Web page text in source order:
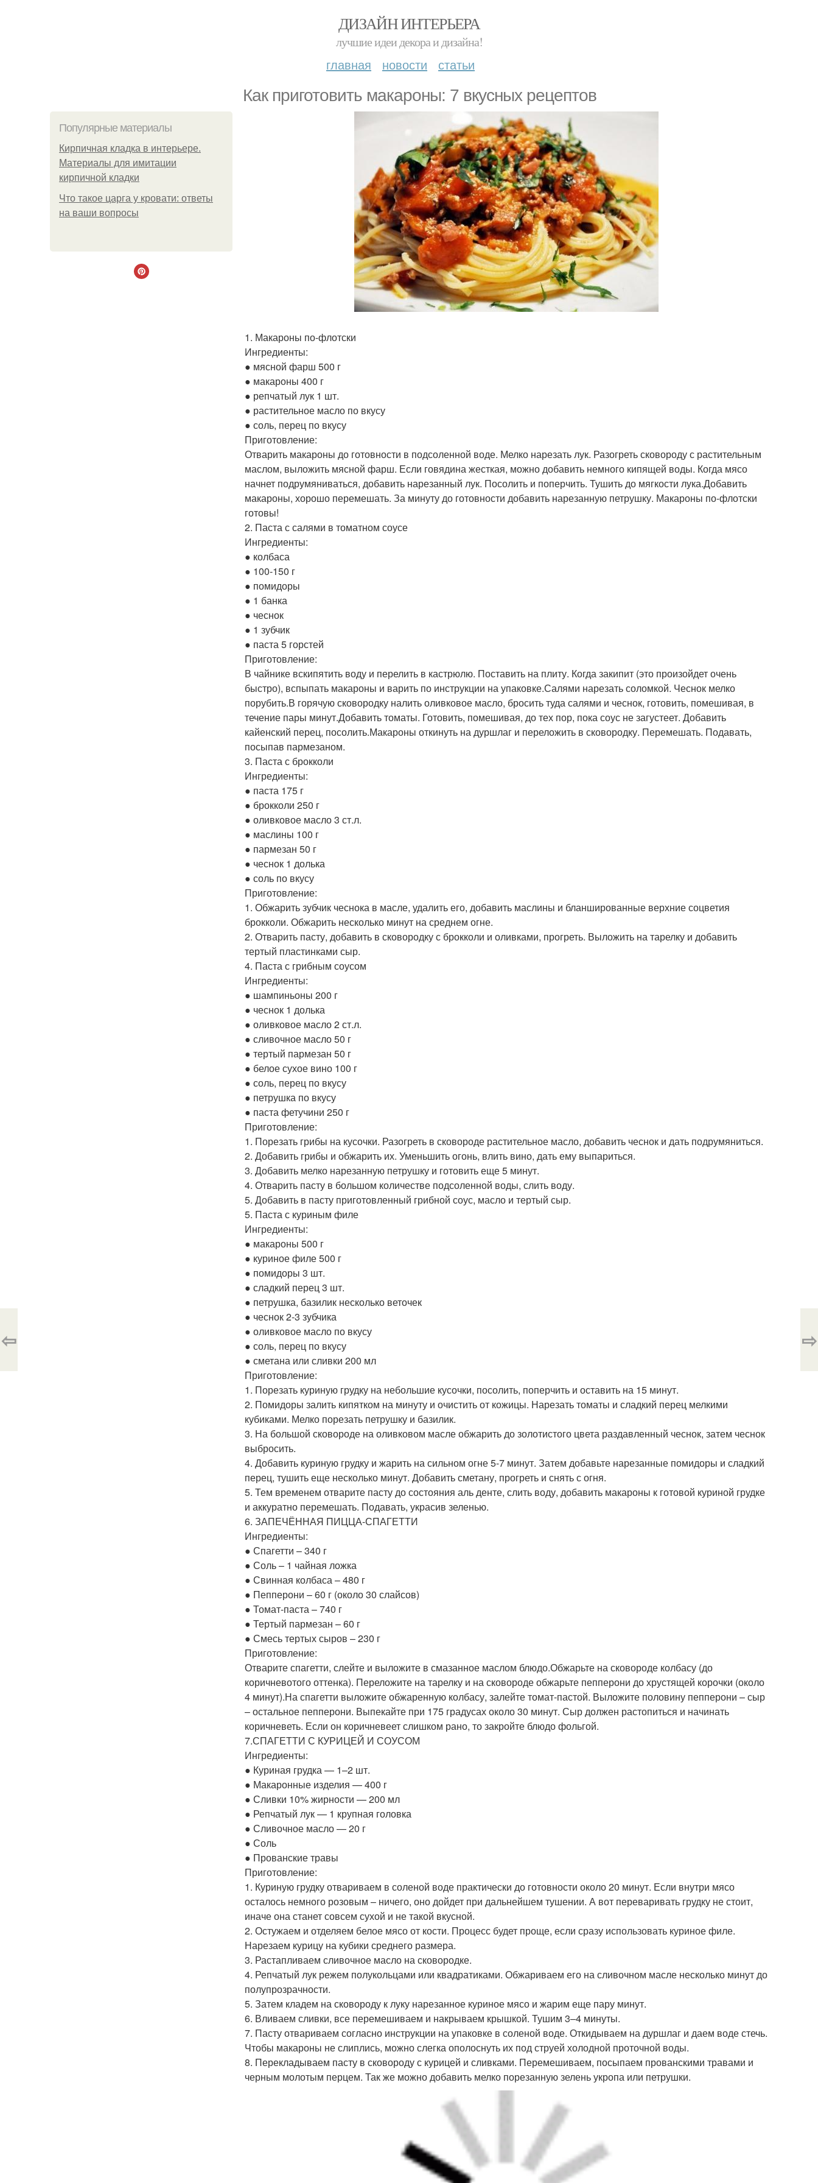
ДИЗАЙН ИНТЕРЬЕРА
лучшие идеи декора и дизайна!
главная новости статьи
Как приготовить макароны: 7 вкусных рецептов
Популярные материалы
Кирпичная кладка в интерьере.
Материалы для имитации
кирпичной кладки
Что такое царга у кровати: ответы
на ваши вопросы
1. Макароны по-флотски
Ингредиенты:
● мясной фарш 500 г
● макароны 400 г
● репчатый лук 1 шт.
● растительное масло по вкусу
● соль, перец по вкусу
Приготовление:
Отварить макароны до готовности в подсоленной воде. Мелко нарезать лук. Разогреть сковороду с растительным
маслом, выложить мясной фарш. Если говядина жесткая, можно добавить немного кипящей воды. Когда мясо
начнет подрумяниваться, добавить нарезанный лук. Посолить и поперчить. Тушить до мягкости лука.Добавить
макароны, хорошо перемешать. За минуту до готовности добавить нарезанную петрушку. Макароны по-флотски
готовы!
2. Паста с салями в томатном соусе
Ингредиенты:
● колбаса
● 100-150 г
● помидоры
● 1 банка
● чеснок
● 1 зубчик
● паста 5 горстей
Приготовление:
В чайнике вскипятить воду и перелить в кастрюлю. Поставить на плиту. Когда закипит (это произойдет очень
быстро), вспыпать макароны и варить по инструкции на упаковке.Салями нарезать соломкой. Чеснок мелко
порубить.В горячую сковородку налить оливковое масло, бросить туда салями и чеснок, готовить, помешивая, в
течение пары минут.Добавить томаты. Готовить, помешивая, до тех пор, пока соус не загустеет. Добавить
кайенский перец, посолить.Макароны откинуть на дуршлаг и переложить в сковородку. Перемешать. Подавать,
посыпав пармезаном.
3. Паста с брокколи
Ингредиенты:
● паста 175 г
● брокколи 250 г
● оливковое масло 3 ст.л.
● маслины 100 г
● пармезан 50 г
● чеснок 1 долька
● соль по вкусу
Приготовление:
1. Обжарить зубчик чеснока в масле, удалить его, добавить маслины и бланшированные верхние соцветия
брокколи. Обжарить несколько минут на среднем огне.
2. Отварить пасту, добавить в сковородку с брокколи и оливками, прогреть. Выложить на тарелку и добавить
тертый пластинками сыр.
4. Паста с грибным соусом
Ингредиенты:
● шампиньоны 200 г
● чеснок 1 долька
● оливковое масло 2 ст.л.
● сливочное масло 50 г
● тертый пармезан 50 г
● белое сухое вино 100 г
● соль, перец по вкусу
● петрушка по вкусу
● паста фетучини 250 г
Приготовление:
1. Порезать грибы на кусочки. Разогреть в сковороде растительное масло, добавить чеснок и дать подрумяниться.
2. Добавить грибы и обжарить их. Уменьшить огонь, влить вино, дать ему выпариться.
3. Добавить мелко нарезанную петрушку и готовить еще 5 минут.
4. Отварить пасту в большом количестве подсоленной воды, слить воду.
5. Добавить в пасту приготовленный грибной соус, масло и тертый сыр.
5. Паста с куриным филе
Ингредиенты:
● макароны 500 г
● куриное филе 500 г
● помидоры 3 шт.
● сладкий перец 3 шт.
● петрушка, базилик несколько веточек
● чеснок 2-3 зубчика
● оливковое масло по вкусу
● соль, перец по вкусу
● сметана или сливки 200 мл
Приготовление:
1. Порезать куриную грудку на небольшие кусочки, посолить, поперчить и оставить на 15 минут.
2. Помидоры залить кипятком на минуту и очистить от кожицы. Нарезать томаты и сладкий перец мелкими
кубиками. Мелко порезать петрушку и базилик.
3. На большой сковороде на оливковом масле обжарить до золотистого цвета раздавленный чеснок, затем чеснок
выбросить.
4. Добавить куриную грудку и жарить на сильном огне 5-7 минут. Затем добавьте нарезанные помидоры и сладкий
перец, тушить еще несколько минут. Добавить сметану, прогреть и снять с огня.
5. Тем временем отварите пасту до состояния аль денте, слить воду, добавить макароны к готовой куриной грудке
и аккуратно перемешать. Подавать, украсив зеленью.
6. ЗАПЕЧЁННАЯ ПИЦЦА-СПАГЕТТИ
Ингредиенты:
● Спагетти – 340 г
● Соль – 1 чайная ложка
● Свинная колбаса – 480 г
● Пепперони – 60 г (около 30 слайсов)
● Томат-паста – 740 г
● Тертый пармезан – 60 г
● Смесь тертых сыров – 230 г
Приготовление:
Отварите спагетти, слейте и выложите в смазанное маслом блюдо.Обжарьте на сковороде колбасу (до
коричневотого оттенка). Переложите на тарелку и на сковороде обжарьте пепперони до хрустящей корочки (около
4 минут).На спагетти выложите обжаренную колбасу, залейте томат-пастой. Выложите половину пепперони – сыр
– остальное пепперони. Выпекайте при 175 градусах около 30 минут. Сыр должен растопиться и начинать
коричневеть. Если он коричневеет слишком рано, то закройте блюдо фольгой.
7.СПАГЕТТИ С КУРИЦЕЙ И СОУСОМ
Ингредиенты:
● Куриная грудка — 1–2 шт.
● Макаронные изделия — 400 г
● Сливки 10% жирности — 200 мл
● Репчатый лук — 1 крупная головка
● Сливочное масло — 20 г
● Соль
● Прованские травы
Приготовление:
1. Куриную грудку отвариваем в соленой воде практически до готовности около 20 минут. Если внутри мясо
осталось немного розовым – ничего, оно дойдет при дальнейшем тушении. А вот переваривать грудку не стоит,
иначе она станет совсем сухой и не такой вкусной.
2. Остужаем и отделяем белое мясо от кости. Процесс будет проще, если сразу использовать куриное филе.
Нарезаем курицу на кубики среднего размера.
3. Растапливаем сливочное масло на сковородке.
4. Репчатый лук режем полукольцами или квадратиками. Обжариваем его на сливочном масле несколько минут до
полупрозрачности.
5. Затем кладем на сковороду к луку нарезанное куриное мясо и жарим еще пару минут.
6. Вливаем сливки, все перемешиваем и накрываем крышкой. Тушим 3–4 минуты.
7. Пасту отвариваем согласно инструкции на упаковке в соленой воде. Откидываем на дуршлаг и даем воде стечь.
Чтобы макароны не слиплись, можно слегка ополоснуть их под струей холодной проточной воды.
8. Перекладываем пасту в сковороду с курицей и сливками. Перемешиваем, посыпаем прованскими травами и
черным молотым перцем. Так же можно добавить мелко порезанную зелень укропа или петрушки.
⇦ ⇨